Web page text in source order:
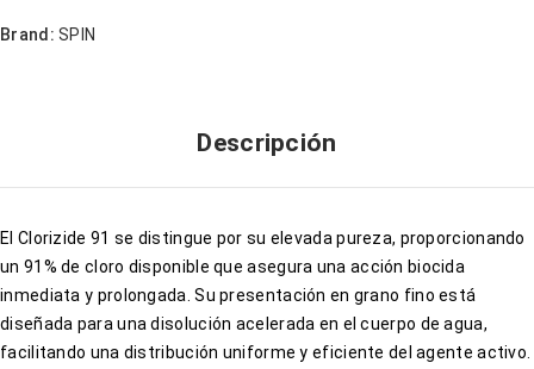
Brand: SPIN
Descripción
El Clorizide 91 se distingue por su elevada pureza, proporcionando
un 91% de cloro disponible que asegura una acción biocida
inmediata y prolongada. Su presentación en grano fino está
diseñada para una disolución acelerada en el cuerpo de agua,
facilitando una distribución uniforme y eficiente del agente activo.